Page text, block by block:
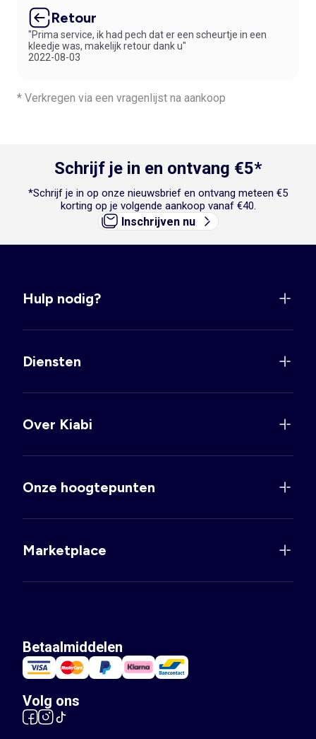
Retour
"Prima service, ik had pech dat er een scheurtje in een
kleedje was, makelijk retour dank u"
2022-08-03
* Verkregen via een vragenlijst na aankoop
Schrijf je in en ontvang €5*
*Schrijf je in op onze nieuwsbrief en ontvang meteen €5
korting op je volgende aankoop vanaf €40.
Inschrijven nu
Hulp nodig?
Diensten
Over Kiabi
Onze hoogtepunten
Marketplace
Betaalmiddelen
Volg ons